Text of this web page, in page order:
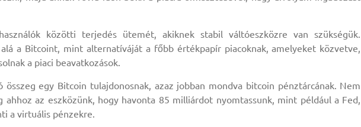
közötti terjedés ütemét, akiknek stabil váltóeszközre van szükségük.
a Bitcoint, mint alternatíváját a főbb értékpapír piacoknak, amelyeket közvetve,
a piaci beavatkozások.
egy Bitcoin tulajdonosnak, azaz jobban mondva bitcoin pénztárcának. Nem
ahhoz az eszközünk, hogy havonta 85 milliárdot nyomtassunk, mint például a Fed,
a virtuális pénzekre.